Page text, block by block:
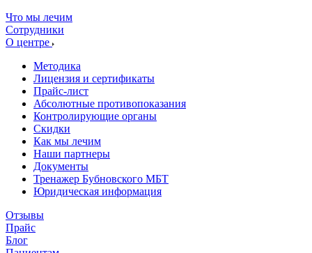
Что мы лечим
Сотрудники
О центре
Методика
Лицензия и сертификаты
Прайс-лист
Абсолютные противопоказания
Контролирующие органы
Скидки
Как мы лечим
Наши партнеры
Документы
Тренажер Бубновского МБТ
Юридическая информация
Отзывы
Прайс
Блог